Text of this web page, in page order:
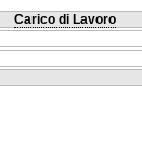
Carico di Lavoro